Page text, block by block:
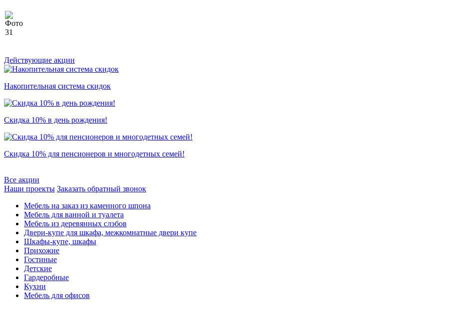
Действующие акции
Накопительная система скидок
Скидка 10% в день рождения!
Скидка 10% для пенсионеров и многодетных семей!
Все акции
Наши проекты Заказать обратный звонок
Мебель на заказ из каменного шпона
Мебель для ванной и туалета
Мебель из деревянных слэбов
Двери-купе для шкафа, межкомнатные двери купе
Шкафы-купе, шкафы
Прихожие
Гостиные
Детские
Гардеробные
Кухни
Мебель для офисов